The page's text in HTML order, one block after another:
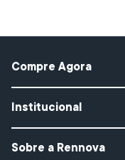
Compre Agora
Protetor Solar
PLLA COMPLEX
Colágeno Rennova
Institucional
Política de Privacidade
Sobre a Rennova